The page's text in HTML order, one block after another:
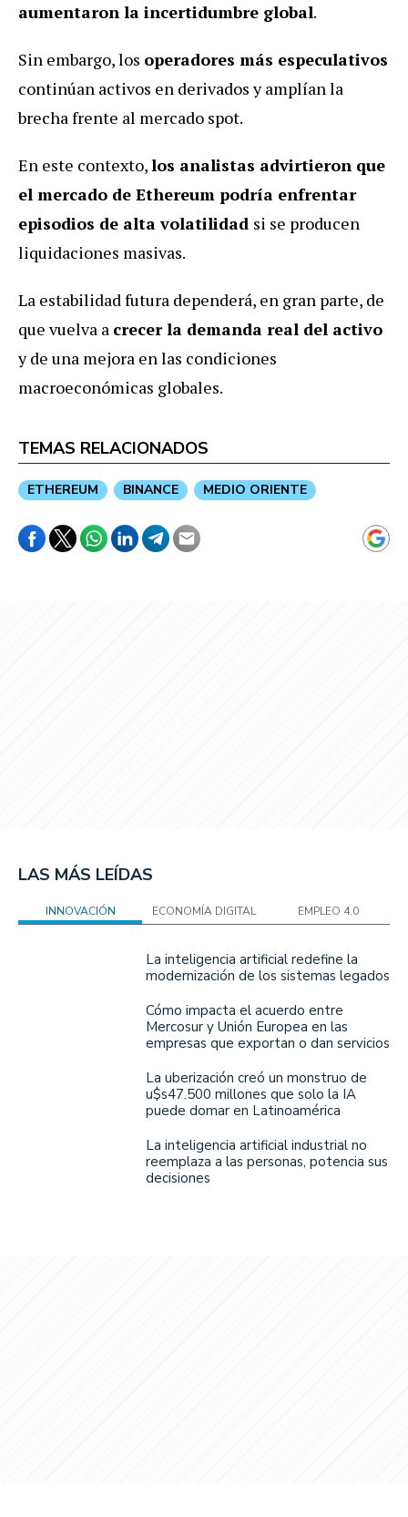
aumentaron la incertidumbre global.
Sin embargo, los operadores más especulativos
continúan activos en derivados y amplían la
brecha frente al mercado spot.
En este contexto,los analistas advirtieron que
el mercado de Ethereum podría enfrentar
episodios de alta volatilidad si se producen
liquidaciones masivas.
La estabilidad futura dependerá, en gran parte, de
que vuelva a crecer la demanda real del activo
y de una mejora en las condiciones
macroeconómicas globales.
TEMAS RELACIONADOS
ETHEREUM BINANCE MEDIO ORIENTE
LAS MÁS LEÍDAS
INNOVACIÓN ECONOMÍA DIGITAL EMPLEO 4.0
La inteligencia artificial redefine la
modernización de los sistemas legados
Cómo impacta el acuerdo entre
Mercosur y Unión Europea en las
empresas que exportan o dan servicios
La uberización creó un monstruo de
u$s47.500 millones que solo la IA
puede domar en Latinoamérica
La inteligencia artificial industrial no
reemplaza a las personas, potencia sus
decisiones